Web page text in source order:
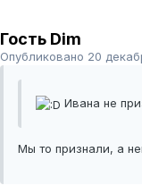
Гость Dim
Опубликовано 20
Ивана не
Мы то признали, а